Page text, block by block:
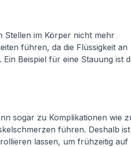
Stellen im Körper nicht mehr
führen, da die Flüssigkeit an
Beispiel für eine Stauung ist
sogar zu Komplikationen wie
führen. Deshalb ist
lassen, um frühzeitig auf